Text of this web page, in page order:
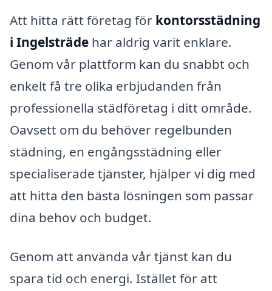
Att hitta rätt företag för kontorsstädning
i Ingelsträde har aldrig varit enklare.
Genom vår plattform kan du snabbt och
enkelt få tre olika erbjudanden från
professionella städföretag i ditt område.
Oavsett om du behöver regelbunden
städning, en engångsstädning eller
specialiserade tjänster, hjälper vi dig med
att hitta den bästa lösningen som passar
dina behov och budget.
Genom att använda vår tjänst kan du
spara tid och energi. Istället för att